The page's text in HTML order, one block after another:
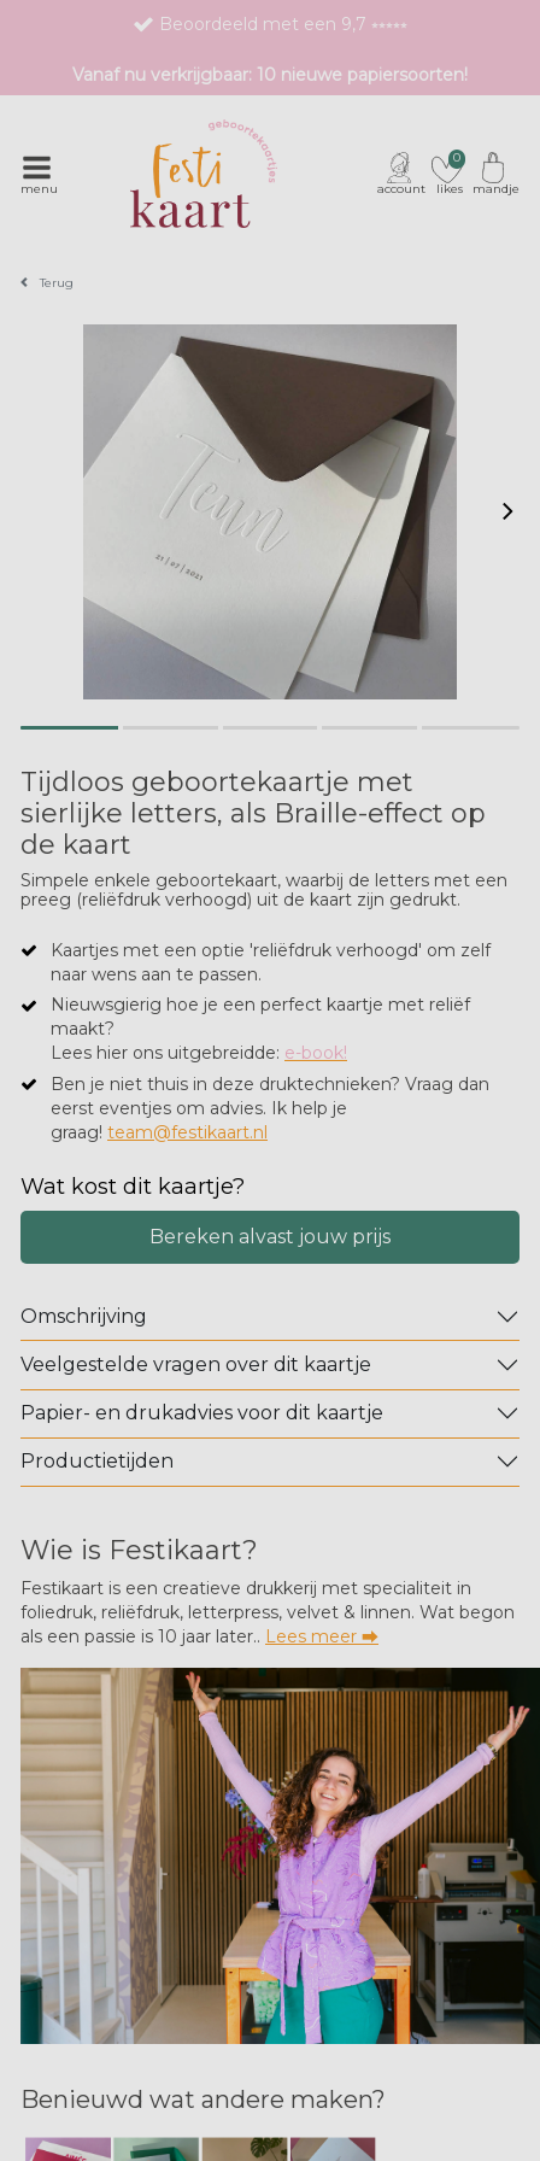
Beoordeeld met een 9,7 ⭒⭒⭒⭒⭒
Exclusieve geboortekaartjes met unieke druktechnieken
Vanaf nu verkrijgbaar: 10 nieuwe papiersoorten!
menu account likes
0
mandje
Terug
Tijdloos geboortekaartje met
sierlijke letters, als Braille-effect op
de kaart
Simpele enkele geboortekaart, waarbij de letters met een
preeg (reliëfdruk verhoogd) uit de kaart zijn gedrukt.
Kaartjes met een optie 'reliëfdruk verhoogd' om zelf
naar wens aan te passen.
Nieuwsgierig hoe je een perfect kaartje met reliëf
maakt?
​Lees hier ons uitgebreidde: e-book!
Ben je niet thuis in deze druktechnieken? Vraag dan
eerst eventjes om advies. Ik help je
graag! team@festikaart.nl
Wat kost dit kaartje?
Bereken alvast jouw prijs
Omschrijving
Veelgestelde vragen over dit kaartje
Papier- en drukadvies voor dit kaartje
Productietijden
Wie is Festikaart?
Festikaart is een creatieve drukkerij met specialiteit in
foliedruk, reliëfdruk, letterpress, velvet & linnen. Wat begon
als een passie is 10 jaar later.. Lees meer ⮕
Benieuwd wat andere maken?